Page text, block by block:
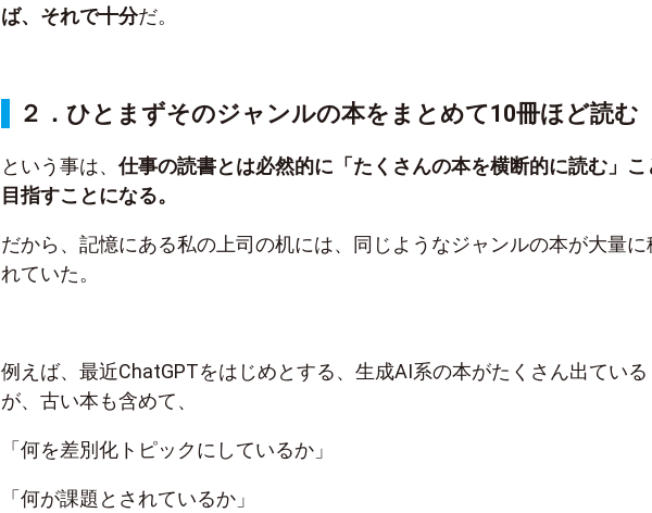
ば、それで十分だ。
２．ひとまずそのジャンルの本をまとめて10冊ほど読む
という事は、仕事の読書とは必然的に「たくさんの本を横断的に読む」こ
目指すことになる。
だから、記憶にある私の上司の机には、同じようなジャンルの本が大量に
れていた。
例えば、最近ChatGPTをはじめとする、生成AI系の本がたくさん出ている
が、古い本も含めて、
「何を差別化トピックにしているか」
「何が課題とされているか」